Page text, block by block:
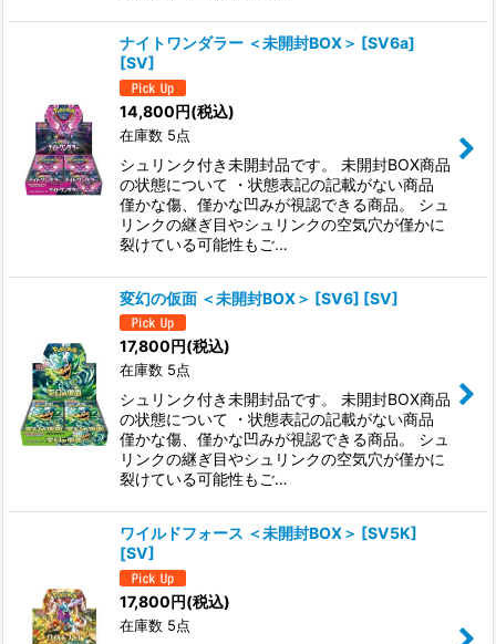
ナイトワンダラー ＜未開封BOX＞ [SV6a]
[SV]
14,800円(税込)
在庫数 5点
シュリンク付き未開封品です。 未開封BOX商品
の状態について ・状態表記の記載がない商品
僅かな傷、僅かな凹みが視認できる商品。 シュ
リンクの継ぎ目やシュリンクの空気穴が僅かに
裂けている可能性もご…
変幻の仮面 ＜未開封BOX＞ [SV6] [SV]
17,800 円(税込)
在庫数 5点
シュリンク付き未開封品です。 未開封BOX商品
の状態について ・状態表記の記載がない商品
僅かな傷、僅かな凹みが視認できる商品。 シュ
リンクの継ぎ目やシュリンクの空気穴が僅かに
裂けている可能性もご…
ワイルドフォース ＜未開封BOX＞ [SV5K]
[SV]
17,800円(税込)
在庫数 5点